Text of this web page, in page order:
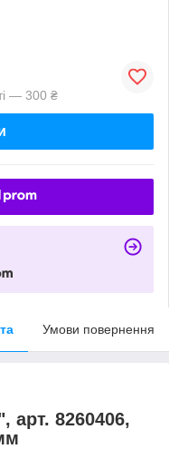
— 300 ₴
Умови повернення
арт. 8260406,